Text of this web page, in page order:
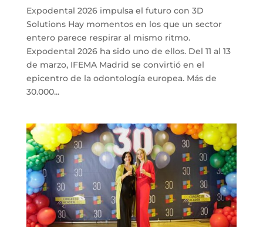
Expodental 2026 impulsa el futuro con 3D
Solutions Hay momentos en los que un sector
entero parece respirar al mismo ritmo.
Expodental 2026 ha sido uno de ellos. Del 11 al 13
de marzo, IFEMA Madrid se convirtió en el
epicentro de la odontología europea. Más de
30.000...